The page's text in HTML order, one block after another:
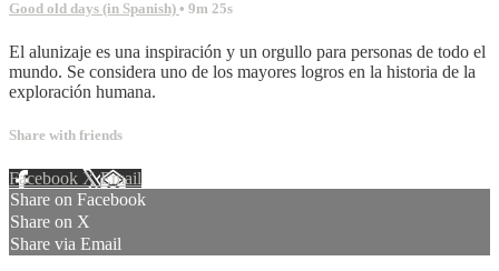
Good old days (in Spanish) • 9m 25s
El alunizaje es una inspiración y un orgullo para personas de todo el
mundo. Se considera uno de los mayores logros en la historia de la
exploración humana.
Share with friends
Facebook XEmail
Share on Facebook
Share on X
Share via Email